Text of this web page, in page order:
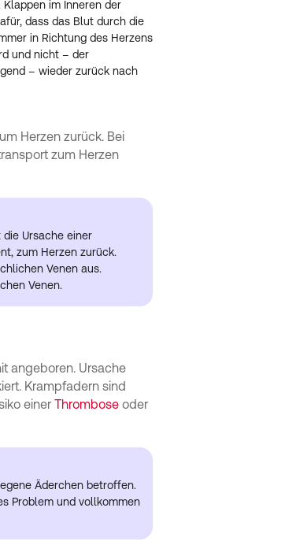
Klappen im Inneren der
dass das Blut durch die
in Richtung des Herzens
und nicht – der
– wieder zurück nach
Herzen zurück. Bei
zum Herzen
die Ursache einer
zum Herzen zurück.
Venen aus.
Venen.
angeboren. Ursache
Krampfadern sind
einer Thrombose oder
Äderchen betroffen.
Problem und vollkommen